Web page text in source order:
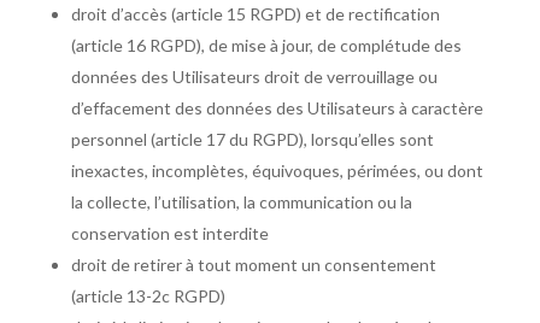
droit d’accès (article 15 RGPD) et de rectification
(article 16 RGPD), de mise à jour, de complétude des
données des Utilisateurs droit de verrouillage ou
d’effacement des données des Utilisateurs à caractère
personnel (article 17 du RGPD), lorsqu’elles sont
inexactes, incomplètes, équivoques, périmées, ou dont
la collecte, l’utilisation, la communication ou la
conservation est interdite
droit de retirer à tout moment un consentement
(article 13-2c RGPD)